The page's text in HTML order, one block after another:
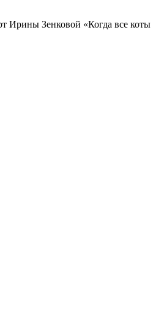
Ирины Зенковой «Когда все коты